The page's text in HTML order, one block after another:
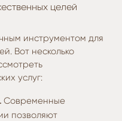
целей
инструментом для
Вот несколько
услуг:
Современные
позволяют